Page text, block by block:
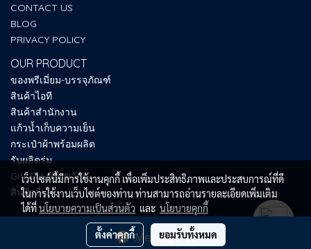
Message Us
CONTACT US
BLOG
PRIVACY POLICY
OUR PRODUCT
ของพรีเมี่ยม-บรรจุภัณฑ์
สินค้าไอที
สินค้าสำนักงาน
แก้วน้ำเก็บความเย็น
กระเป๋าผ้าพร้อมผลิต
รับผลิตร่ม
Gift Set ของขวัญ
สินค้าอื่นๆ
Copy right by SUM UP PREMIUM 2025
เว็บไซต์นี้มีการใช้งานคุกกี้ เพื่อเพิ่มประสิทธิภาพและประสบการณ์ที่ดี
ในการใช้งานเว็บไซต์ของท่าน ท่านสามารถอ่านรายละเอียดเพิ่มเติม
ได้ที่นโยบายความเป็นส่วนตัว และ นโยบายคุกกี้
ตั้งค่าคุกกี้ ยอมรับทั้งหมด